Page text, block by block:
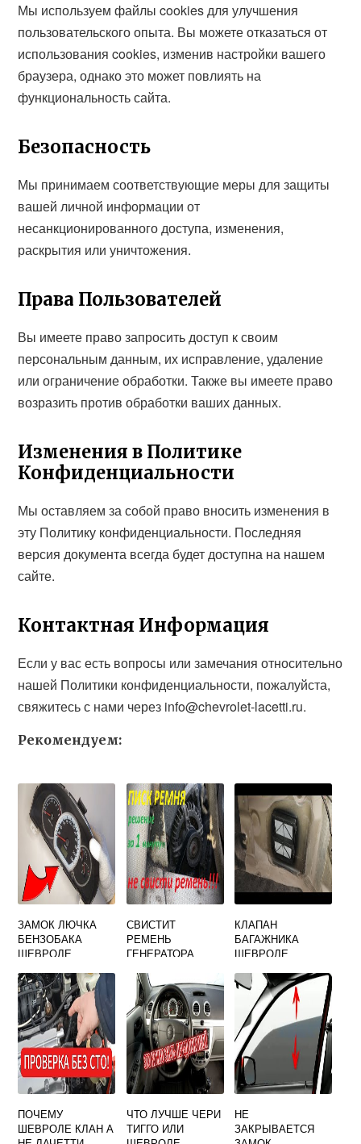
Мы используем файлы cookies для улучшения
пользовательского опыта. Вы можете отказаться от
использования cookies, изменив настройки вашего
браузера, однако это может повлиять на
функциональность сайта.
Безопасность
Мы принимаем соответствующие меры для защиты
вашей личной информации от
несанкционированного доступа, изменения,
раскрытия или уничтожения.
Права Пользователей
Вы имеете право запросить доступ к своим
персональным данным, их исправление, удаление
или ограничение обработки. Также вы имеете право
возразить против обработки ваших данных.
Изменения в Политике
Конфиденциальности
Мы оставляем за собой право вносить изменения в
эту Политику конфиденциальности. Последняя
версия документа всегда будет доступна на нашем
сайте.
Контактная Информация
Если у вас есть вопросы или замечания относительно
нашей Политики конфиденциальности, пожалуйста,
свяжитесь с нами через info@chevrolet-lacetti.ru.
Рекомендуем:
ЗАМОК ЛЮЧКА
БЕНЗОБАКА
ШЕВРОЛЕ
ХЭТЧБЕК
СВИСТИТ
РЕМЕНЬ
ГЕНЕРАТОРА
ЛАЧЕТТИ
КЛАПАН
БАГАЖНИКА
ШЕВРОЛЕ
ПОЧЕМУ
ШЕВРОЛЕ КЛАН А
ЧТО ЛУЧШЕ ЧЕРИ
ТИГГО ИЛИ
НЕ
ЗАКРЫВАЕТСЯ